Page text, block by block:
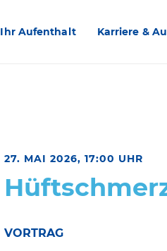
Ihr Aufenthalt Karriere &
27. MAI 2026, 17:00 UHR
VORTRAG